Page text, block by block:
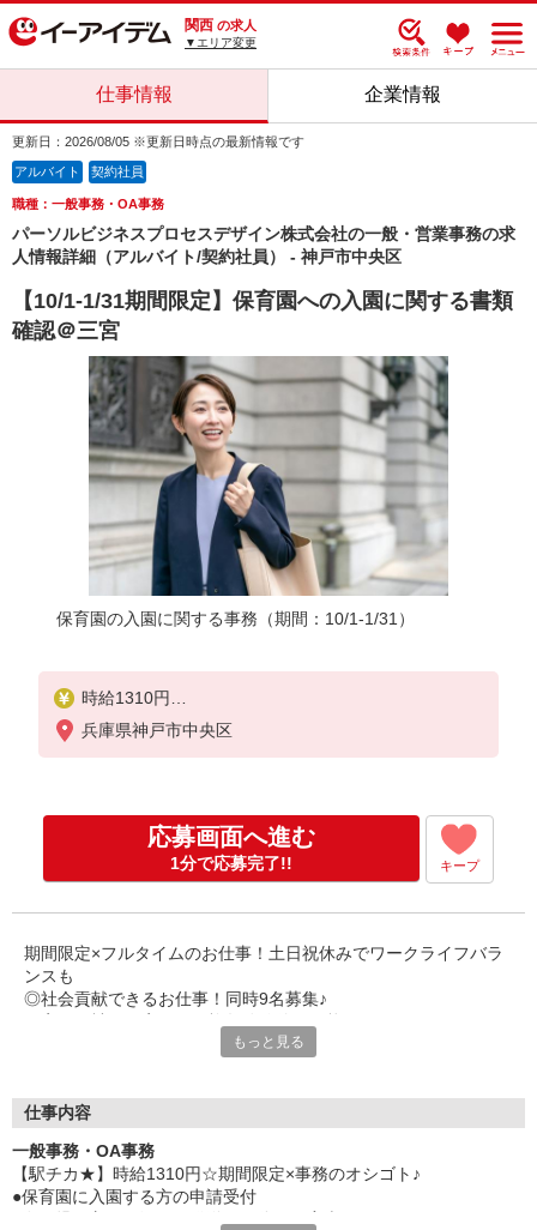
関西 の求人
▼エリア変更
仕事情報 企業情報
更新日：2026/08/05 ※更新日時点の最新情報です
アルバイト 契約社員
職種：一般事務・OA事務
パーソルビジネスプロセスデザイン株式会社の一般・営業事務の求
人情報詳細（アルバイト/契約社員） - 神戸市中央区
【10/1-1/31期間限定】保育園への入園に関する書類
確認＠三宮
保育園の入園に関する事務（期間：10/1-1/31）
時給1310円
月収例 203050円+残業代
兵庫県神戸市中央区
応募画面へ進む
1分で応募完了!! キープ
期間限定×フルタイムのお仕事！土日祝休みでワークライフバラ
ンスも
◎社会貢献できるお仕事！同時9名募集♪
◎弊社での受託チームへの配属です
もっと見る
仕事内容
一般事務・OA事務
【駅チカ★】時給1310円☆期間限定×事務のオシゴト♪
●保育園に入園する方の申請受付